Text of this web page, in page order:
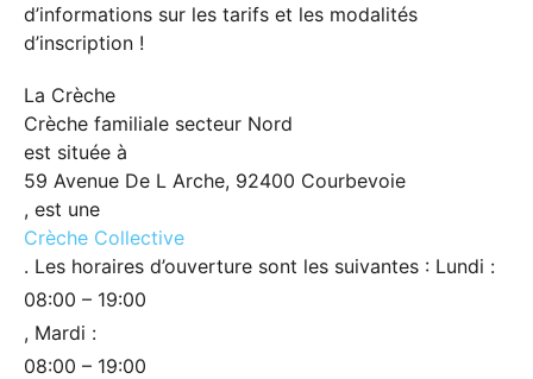
d’informations sur les tarifs et les modalités
d’inscription !
La Crèche
Crèche familiale secteur Nord
est située à
59 Avenue De L Arche, 92400 Courbevoie
, est une
Crèche Collective
. Les horaires d’ouverture sont les suivantes : Lundi :
08:00 – 19:00
, Mardi :
08:00 – 19:00